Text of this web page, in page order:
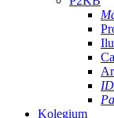
Kolegium